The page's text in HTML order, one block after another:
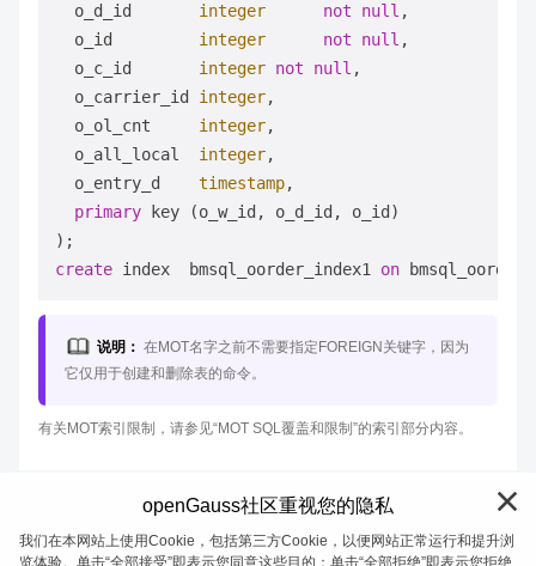
  o_d_id
integer not null ,
  o_id
integer not null ,
  o_c_id
integer not null ,
  o_carrier_id
integer,
  o_ol_cnt
integer,
  o_all_local
integer,
  o_entry_d
timestamp,
primary key (o_w_id, o_d_id, o_id)
create index  bmsql_oorder_index1 on
说明： 在MOT名字之前不需要指定FOREIGN关键字，因为
它仅用于创建和删除表的命令。
有关MOT索引限制，请参见“MOT SQL覆盖和限制”的索引部分内容。
openGauss社区重视您的隐私
我们在本网站上使用Cookie，包括第三方Cookie，以便网站正常运行和提升浏
览体验。单击“全部接受”即表示您同意这些目的；单击“全部拒绝”即表示您拒绝